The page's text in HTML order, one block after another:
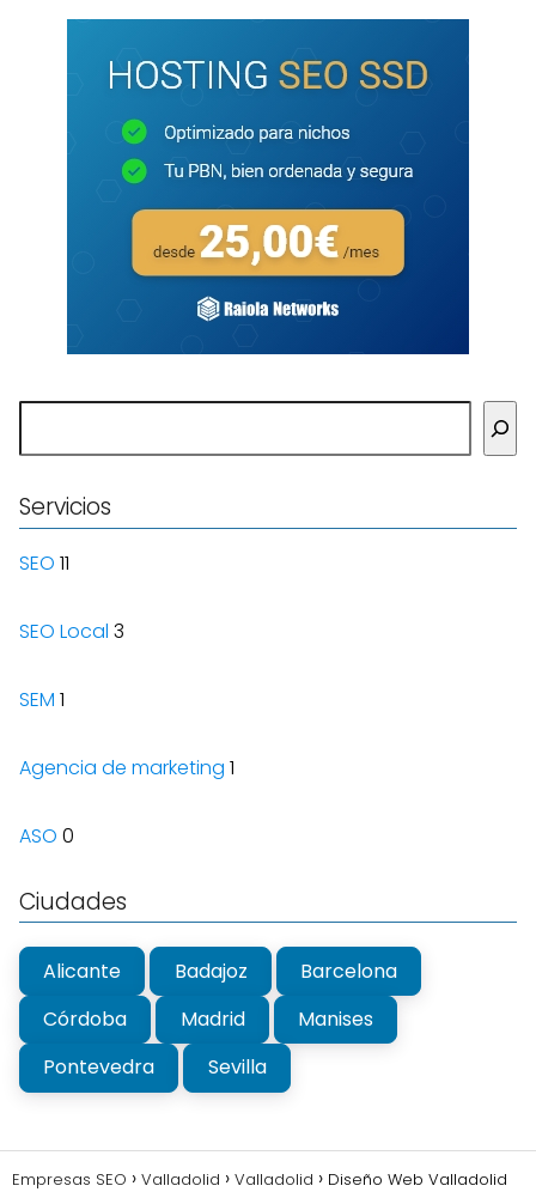
Servicios
SEO 11
SEO Local 3
SEM 1
Agencia de marketing 1
ASO 0
Ciudades
Alicante Badajoz
Barcelona
Córdoba
Madrid
Manises
Pontevedra
Sevilla
Empresas SEO Valladolid Valladolid Diseño Web Valladolid